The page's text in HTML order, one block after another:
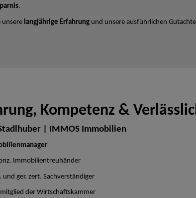
.
unsere langjährige Erfahrung und unsere ausführlichen
Kompetenz &
| IMMOS Immobilien
Immobilientreuhänder
und ger. zert. Sachverständiger
der Wirtschaftskammer